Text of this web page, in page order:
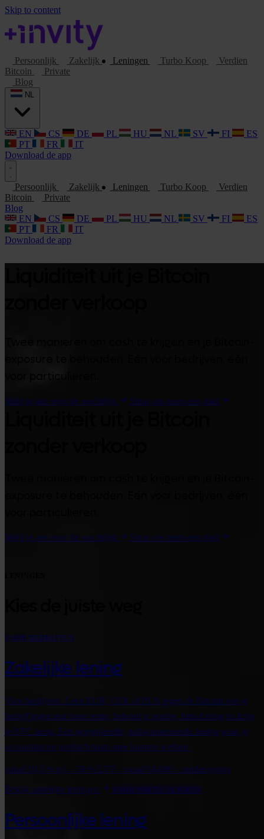
Skip to content
Persoonlijk Zakelijk Leningen Turbo Koop
Verdien
Bitcoin
Private
Blog
EN CS DE PL HU NL SV FI
ES
PT
FR
IT
Download de app
Persoonlijk Zakelijk Leningen Turbo Koop
Verdien
Bitcoin
Private
Blog
EN
CS DE PL HU NL SV FI
ES
PT
FR
IT
Download de app
Meld je aan voor de wachtlijst Stuur ons team een mail
Meld je aan voor de wachtlijst Stuur ons team een mail
VOOR BEDRIJVEN
Zakelijke lening
Voor bedrijven. Leen EUR, CZK of PLN tegen de Bitcoin van je
bedrijf tegen een vaste rente, behoud je positie, betaal terug en krijg
je BTC terug. Een gereguleerde, gedocumenteerde lening waar je
accountant en juridisch team mee kunnen werken.
vanaf 10,5 % p.j. · 50 % LTV · vanaf €4.000 · zonder regres
Bekijk zakelijke leningen
VOOR PARTICULIEREN
Persoonlijke lening